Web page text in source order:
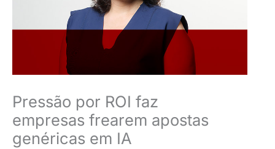
Pressão por ROI faz
empresas frearem apostas
genéricas em IA